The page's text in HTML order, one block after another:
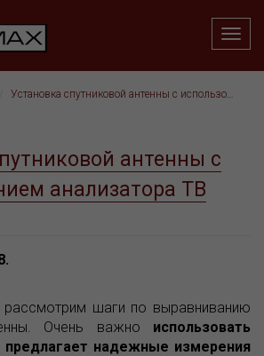
Установка спутниковой антенны с использованием анализатора ТВ спектра
антенны с
анализатора ТВ
шаги по выравниванию
Очень важно использовать
предлагает надежные измерения